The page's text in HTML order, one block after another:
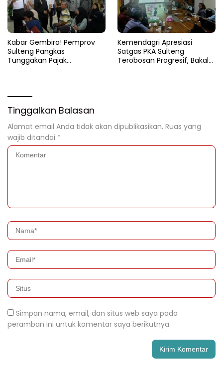
Kabar Gembira! Pemprov
Sulteng Pangkas
Tunggakan Pajak
Kemendagri Apresiasi
Satgas PKA Sulteng
Terobosan Progresif, Bakal
Tinggalkan Balasan
Alamat email Anda tidak akan dipublikasikan. Ruas yang
wajib ditandai *
Simpan nama, email, dan situs web saya pada
peramban ini untuk komentar saya berikutnya.